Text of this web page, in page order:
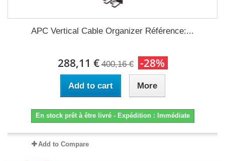
APC Vertical Cable Organizer Référence:...
288,11 € 400,16 € -28%
Add to cart More
En stock prêt à être livré - Expédition : Immédiate
Add to Compare